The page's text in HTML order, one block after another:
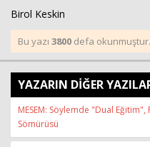
Birol Keskin
Bu yazı 3800 defa okunmuştur.
YAZARIN DİĞER
MESEM: Söylemde "Dual
Sömürüsü